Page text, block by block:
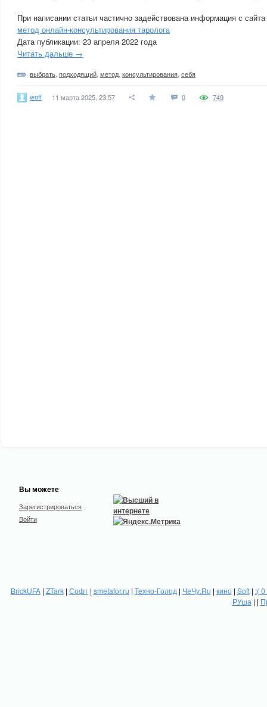
При написании статьи частично задействована информация с
метод онлайн-консультирования таролога
Дата публикации: 23 апреля 2022 года
Читать дальше →
выбрать подходящий метод консультирования себя
woff 11 марта 2025, 23:57 0 749
Вы можете
Зарегистрироваться
Войти
BrickUFA| ZTark| Софт| smetafor.ru | Техно-Голод | ЧеЧу.Ru | кино| Soft| :(
РУша | |